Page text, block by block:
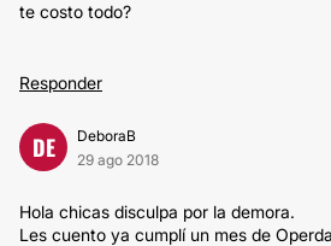
te costo todo?
Responder
DE
DeboraB
29 ago 2018
Hola chicas disculpa por la demora.
Les cuento ya cumplí un mes de